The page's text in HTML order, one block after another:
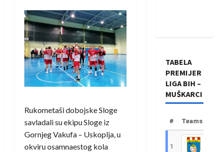
Rukometaši dobojske Sloge
savladali su ekipu Sloge iz
Gornjeg Vakufa – Uskoplja, u
okviru osamnaestog kola
TABELA
PREMIJER
LIGA BIH –
MUŠKARCI
# Teams
1